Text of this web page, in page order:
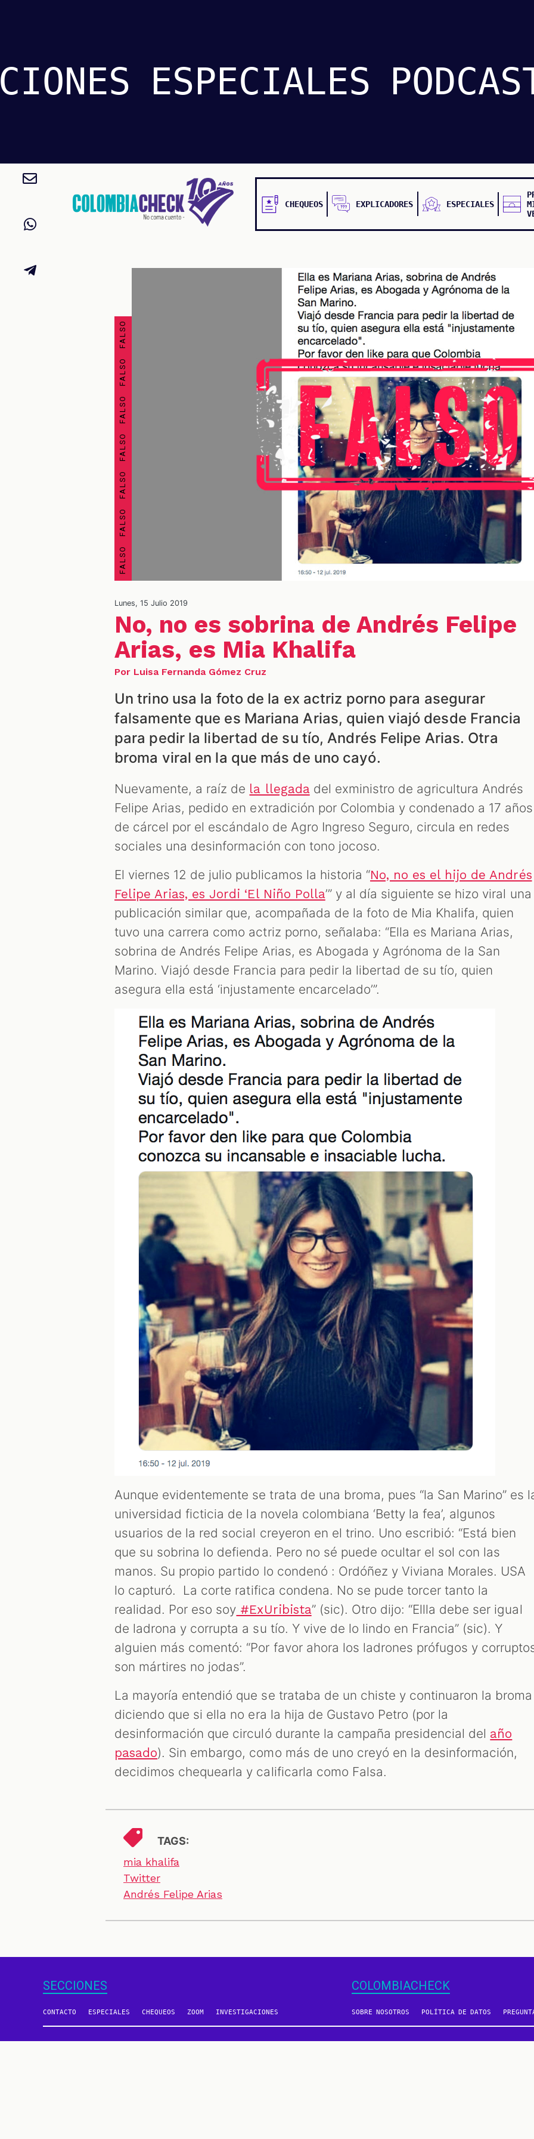
Pasar
ESPECIALES
CHEQUEOS EXPLICADORES ESPECIALES
FALSO FALSO FALSO FALSO FALSO FALSO FALSO FALSO
Lunes, 15 Julio 2019
No, no es sobrina de Andrés Felipe
Arias, es Mia Khalifa
Por Luisa Fernanda Gómez Cruz
Un trino usa la foto de la ex actriz porno para asegurar
falsamente que es Mariana Arias, quien viajó desde Francia
para pedir la libertad de su tío, Andrés Felipe Arias. Otra
broma viral en la que más de uno cayó.
Nuevamente, a raíz de la llegadadel exministro de agricultura Andrés
Felipe Arias, pedido en extradición por Colombia y condenado a 17 años
de cárcel por el escándalo de Agro Ingreso Seguro, circula en redes
sociales una desinformación con tono jocoso.
El viernes 12 de julio publicamos la historia “No, no es el hijo de Andrés
Felipe Arias, es Jordi ‘El Niño Polla’” y al día siguiente se hizo viral una
publicación similar que, acompañada de la foto de Mia Khalifa, quien
tuvo una carrera como actriz porno, señalaba: “Ella es Mariana Arias,
sobrina de Andrés Felipe Arias, es Abogada y Agrónoma de la San
Marino. Viajó desde Francia para pedir la libertad de su tío, quien
asegura ella está ‘injustamente encarcelado’”.
Aunque evidentemente se trata de una broma, pues “la San Marino” es
universidad ficticia de la novela colombiana ‘Betty la fea’, algunos
usuarios de la red social creyeron en el trino. Uno escribió: “Está bien
que su sobrina lo defienda. Pero no sé puede ocultar el sol con las
manos. Su propio partido lo condenó : Ordóñez y Viviana Morales. USA
lo capturó. La corte ratifica condena. No se pude torcer tanto la
realidad. Por eso soy #ExUribista” (sic). Otro dijo: “Ellla debe ser igual
de ladrona y corrupta a su tío. Y vive de lo lindo en Francia” (sic). Y
alguien más comentó: “Por favor ahora los ladrones prófugos y
son mártires no jodas”.
La mayoría entendió que se trataba de un chiste y continuaron la broma
diciendo que si ella no era la hija de Gustavo Petro (por la
desinformación que circuló durante la campaña presidencial del año
pasado). Sin embargo, como más de uno creyó en la desinformación,
decidimos chequearla y calificarla como Falsa.
TAGS:
mia khalifa
Twitter
Andrés Felipe Arias
SECCIONES
CONTACTO ESPECIALES CHEQUEOS ZOOM INVESTIGACIONES
COLOMBIACHECK
SOBRE NOSOTROS POLÍTICA DE DATOS